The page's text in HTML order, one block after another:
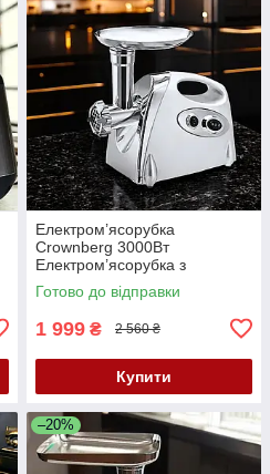
Електром’ясорубка
Crownberg 3000Вт
Електром’ясорубка з
насадками для ковбас
Кухонна м'ясорубка-
Готово до відправки
1 999 ₴ 2 560 ₴
Купити
–20%